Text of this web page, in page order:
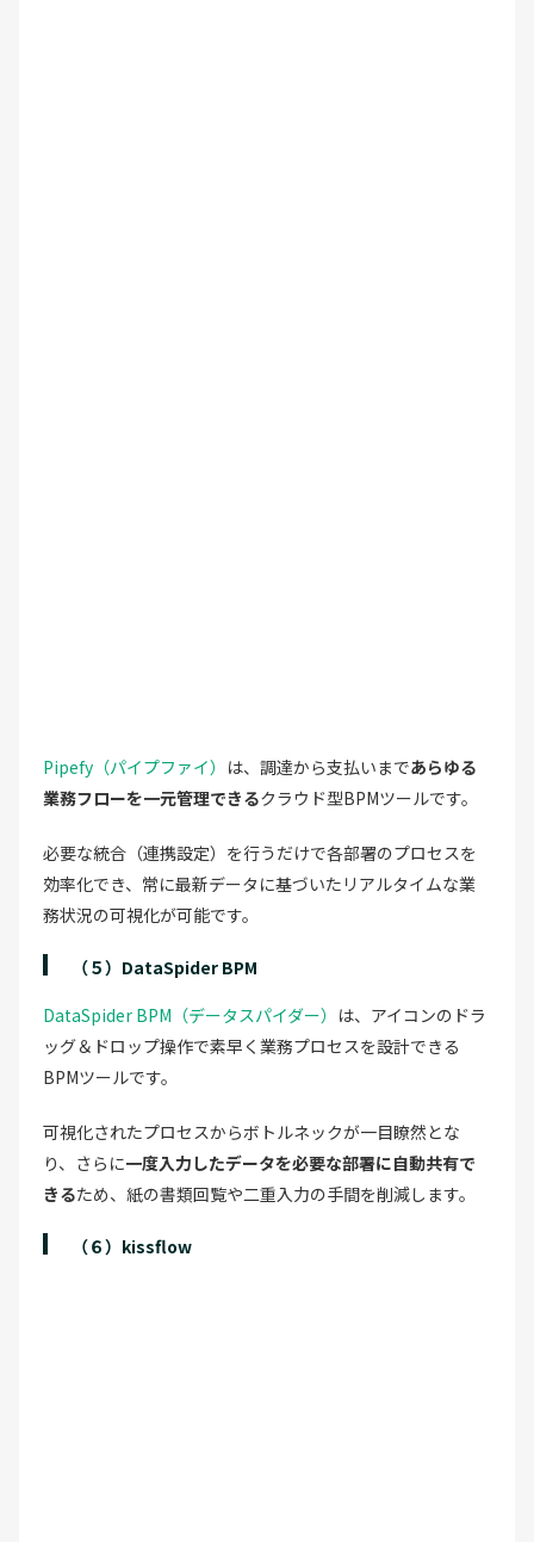
Pipefy（パイプファイ） は、調達から支払いまであらゆる
業務フローを一元管理できるクラウド型BPMツールです。
必要な統合（連携設定）を行うだけで各部署のプロセスを
効率化でき、常に最新データに基づいたリアルタイムな業
務状況の可視化が可能です。
（５）DataSpider BPM
DataSpider BPM（データスパイダー） は、アイコンのドラ
ッグ＆ドロップ操作で素早く業務プロセスを設計できる
BPMツールです。
可視化されたプロセスからボトルネックが一目瞭然とな
り、さらに一度入力したデータを必要な部署に自動共有で
きるため、紙の書類回覧や二重入力の手間を削減します。
（６）kissflow